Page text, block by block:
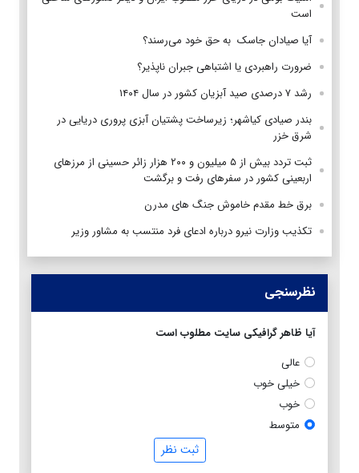
است
آیا صیادان جاسک به حق خود می‌رسند؟
ضرورت راهبردی یا اشتباهی جبران ناپذیر؟
رشد ۷ درصدی صید آبزیان کشور در سال ۱۴۰۴
بندر صیادی کیاشهر؛ زیرساخت پشتیان آبزی پروری دریایی در
شرق خزر
ثبت تردد بیش از ۵ میلیون و ۲۰۰ هزار زائر حسینی از مرزهای
اربعینی کشور در سفرهای رفت و برگشت
برق خط مقدم خاموش جنگ های مدرن
تکذیب وزارت نیرو درباره ادعای فرد منتسب به مشاور وزیر
نظرسنجی
آیا ظاهر گرافیکی سایت مطلوب است
عالی
خیلی خوب
خوب
متوسط
ثبت نظر